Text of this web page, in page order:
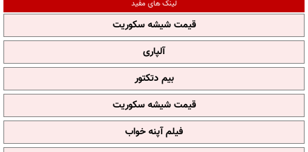
لینک های مفید
قیمت شیشه سکوریت
آلپاری
بیم دتکتور
قیمت شیشه سکوریت
فیلم آپنه خواب